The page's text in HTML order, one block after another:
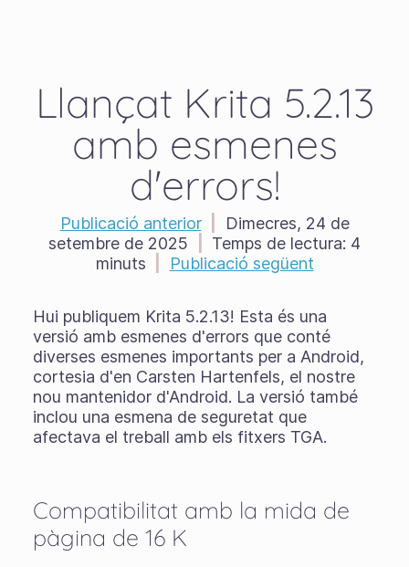
Llançat Krita 5.2.13
amb esmenes
d'errors!
Publicació anterior
Dimecres, 24 de
setembre de 2025
Temps de lectura: 4
minuts
Publicació següent
Hui publiquem Krita 5.2.13! Esta és una
versió amb esmenes d'errors que conté
diverses esmenes importants per a Android,
cortesia d'en Carsten Hartenfels, el nostre
nou mantenidor d'Android. La versió també
inclou una esmena de seguretat que
afectava el treball amb els fitxers TGA.
Compatibilitat amb la mida de
pàgina de 16 K